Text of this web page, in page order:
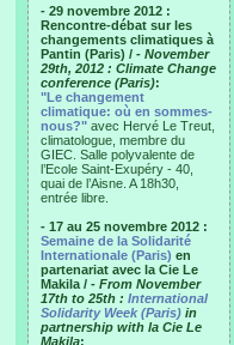
- 29 novembre 2012 :
Rencontre-débat sur les
changements climatiques à
Pantin (Paris) / - November
29th, 2012 : Climate Change
conference (Paris):
"Le changement
climatique: où en sommes-
nous?" avec Hervé Le Treut,
climatologue, membre du
GIEC. Salle polyvalente de
l’Ecole Saint-Exupéry - 40,
quai de l’Aisne. A 18h30,
entrée libre.
- 17 au 25 novembre 2012 :
Semaine de la Solidarité
Internationale (Paris) en
partenariat avec la Cie Le
Makila / - From November
17th to 25th : International
Solidarity Week (Paris) in
partnership with la Cie Le
Makila: